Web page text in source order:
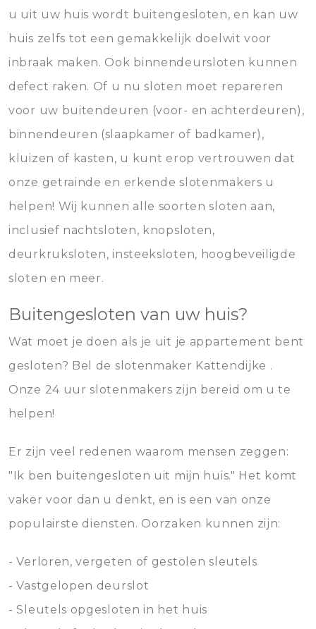
u uit uw huis wordt buitengesloten, en kan uw
huis zelfs tot een gemakkelijk doelwit voor
inbraak maken. Ook binnendeursloten kunnen
defect raken. Of u nu sloten moet repareren
voor uw buitendeuren (voor- en achterdeuren),
binnendeuren (slaapkamer of badkamer),
kluizen of kasten, u kunt erop vertrouwen dat
onze getrainde en erkende slotenmakers u
helpen! Wij kunnen alle soorten sloten aan,
inclusief nachtsloten, knopsloten,
deurkruksloten, insteeksloten, hoogbeveiligde
sloten en meer.
Buitengesloten van uw huis?
Wat moet je doen als je uit je appartement bent
gesloten? Bel de slotenmaker Kattendijke .
Onze 24 uur slotenmakers zijn bereid om u te
helpen!
Er zijn veel redenen waarom mensen zeggen:
"Ik ben buitengesloten uit mijn huis." Het komt
vaker voor dan u denkt, en is een van onze
populairste diensten. Oorzaken kunnen zijn:
- Verloren, vergeten of gestolen sleutels
- Vastgelopen deurslot
- Sleutels opgesloten in het huis